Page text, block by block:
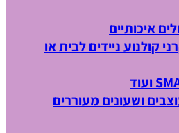
איכותיים
קולנוע ניידים לבית או
ושעונים מעוררים